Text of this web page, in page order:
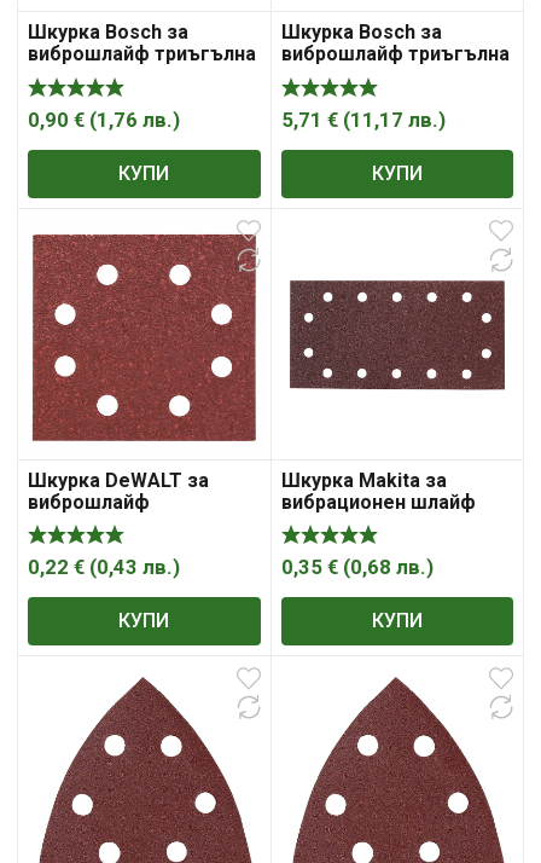
Шкурка Bosch за
виброшлайф триъгълна
с 6 отвора 93x93x93 мм,
P80, Expert for Wood and
Paint C430
0,90 € (1,76 лв.)
КУПИ
Шкурка Bosch за
виброшлайф триъгълна
с 6 отвора P100, P120,
P180, P60, P80, 10 бр.,
Expert for Wood and
5,71 € (11,17 лв.)
КУПИ
Шкурка DeWALT за
виброшлайф
правоъгълна с 8 отвора
140×115 мм, P220
0,22 € (0,43 лв.)
КУПИ
Шкурка Makita за
вибрационен шлайф
0,35 € (0,68 лв.)
КУПИ